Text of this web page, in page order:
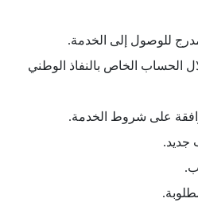
للوصول إلى الخدمة.
الحساب الخاص بالنفاذ الوطني
على شروط الخدمة.
جديد.